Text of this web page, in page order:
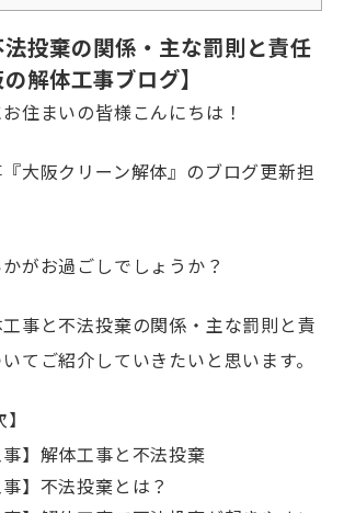
投棄の関係・主な罰則と責任
解体工事ブログ】
住まいの皆様こんにちは！
大阪クリーン解体』のブログ更新担
がお過ごしでしょうか？
事と不法投棄の関係・主な罰則と責
てご紹介していきたいと思います。
】解体工事と不法投棄
】不法投棄とは？